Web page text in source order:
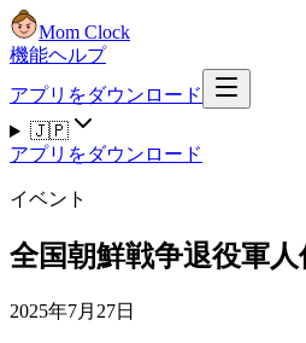
Mom Clock
機能ヘルプ
アプリをダウンロード
🇯🇵
アプリをダウンロード
イベント
全国朝鮮戦争退役軍人
2025年7月27日